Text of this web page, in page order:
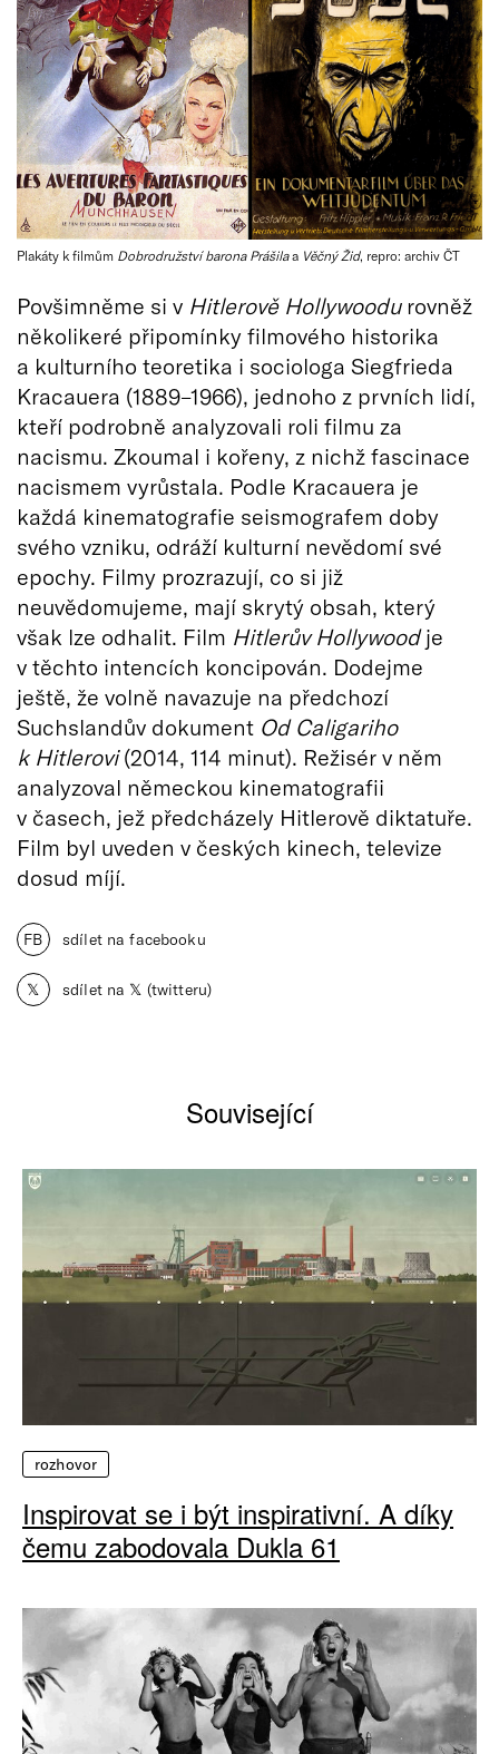
Plakáty k filmům Dobrodružství barona Prášilaa Věčný Žid, repro: archiv ČT
Povšimněme si v Hitlerově Hollywoodurovněž
několikeré připomínky filmového historika
a kulturního teoretika i sociologa Siegfrieda
Kracauera (1889–1966), jednoho z prvních lidí,
kteří podrobně analyzovali roli filmu za
nacismu. Zkoumal i kořeny, z nichž fascinace
nacismem vyrůstala. Podle Kracauera je
každá kinematografie seismografem doby
svého vzniku, odráží kulturní nevědomí své
epochy. Filmy prozrazují, co si již
neuvědomujeme, mají skrytý obsah, který
však lze odhalit. Film Hitlerův Hollywoodje
v těchto intencích koncipován. Dodejme
ještě, že volně navazuje na předchozí
Suchslandův dokument Od Caligariho
k Hitlerovi(2014, 114 minut). Režisér v něm
analyzoval německou kinematografii
v časech, jež předcházely Hitlerově diktatuře.
Film byl uveden v českých kinech, televize
dosud míjí.
FB sdílet na facebooku
𝕏 sdílet na 𝕏 (twitteru)
Související
rozhovor
Inspirovat se i být inspirativní. A díky
čemu zabodovala Dukla 61